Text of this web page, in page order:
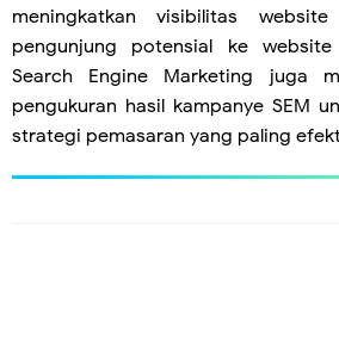
meningkatkan visibilitas
pengunjung potensial ke
Search Engine Marketing juga
pengukuran hasil kampanye SEM
strategi pemasaran yang paling